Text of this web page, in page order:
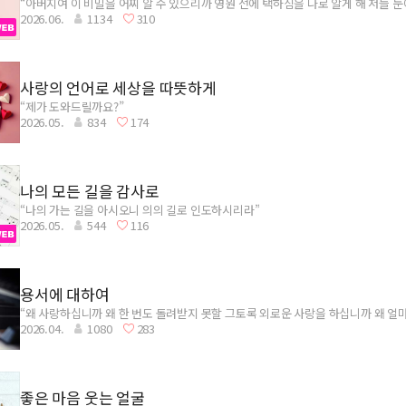
우리에게 비취시는 마지막 비밀 안상홍님을 영원히 찬양하리”
2026.06. 1134 310
사랑의 언어로 세상을 따뜻하게
“제가 도와드릴까요?”
2026.05.
834 174
나의 모든 길을 감사로
“나의 가는 길을 아시오니 의의 길로 인도하시리라”
2026.05.
544 116
용서에 대하여
“왜 사랑하십니까 왜 한 번도 돌려받지 못할 그토록 외로운 사랑을 하십니까 왜 얼
얼마나 가슴을 치실까”
2026.04. 1080 283
좋은 마음 웃는 얼굴